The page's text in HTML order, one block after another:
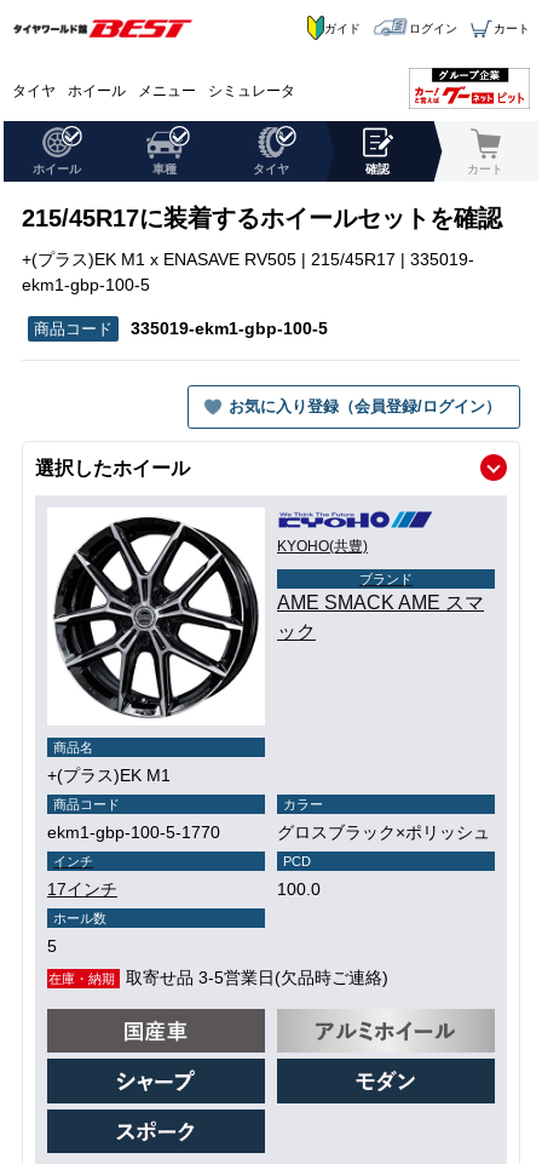
タイヤ ホイール メニュー シミュレータ
ガイド ログイン カート
ホイール 車種 タイヤ 確認 カート
215/45R17に装着するホイールセットを確認
+(プラス)EK M1 x ENASAVE RV505 | 215/45R17 | 335019-
ekm1-gbp-100-5
335019-ekm1-gbp-100-5
お気に入り登録（会員登録/ログイン）
選択したホイール
KYOHO(共豊)
ブランド
AME SMACK AME スマ
ック
商品名
+(プラス)EK M1
商品コード
ekm1-gbp-100-5-1770
カラー
グロスブラック×ポリッシュ
インチ
17インチ
PCD
100.0
ホール数
5
在庫・納期 取寄せ品 3-5営業日(欠品時ご連絡)